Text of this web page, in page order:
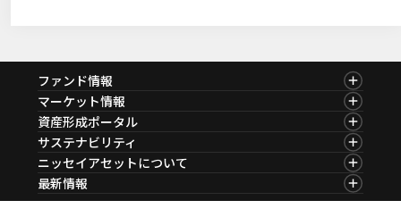
PDF・256KB
臨時レポート「11月FOMC 2会合連続で利下げを決定」
2024年11月08日 マーケットレポート
PDF・262KB
臨時レポート「日銀10月 金融政策の現状維持を決定」
2024年11月01日 マーケットレポート
PDF・269KB
ファンド情報
ファンド情報TOP
基準価額一覧
ファンド検索
ファンド比較
決算カレンダー
海外休日カレンダー
投資信託新商品のご案内
マーケット情報
マーケット情報TOP
マーケット指数
マーケットレポート
コラム
ファンドレポート
資産形成ポータル
資産形成ポータルTOP
資産形成サービス
Nダイレクト
サステナビリティ
サステナビリティTOP
サステナビリティ経営
サステナブル投資
ニッセイアセットについて
ニッセイアセットについてTOP
会社情報
最新情報
マーケットニュース